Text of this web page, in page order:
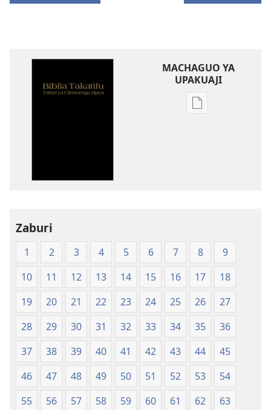
MACHAGUO YA
UPAKUAJI
Mbinu
Tafsiri
ya
Ulimwengu
Mpya
(Chapa
ya
Jalada
Jepesi)
Zaburi
1 2 3 4 5 6 7 8
9
10
11 12 13 14 15 16 17
18
19
20 21 22 23 24 25 26
27
28
29 30 31 32 33 34 35
36
37
38 39 40 41 42 43 44
45
46
47 48 49 50 51 52 53
54
55
56 57 58 59 60 61 62
63